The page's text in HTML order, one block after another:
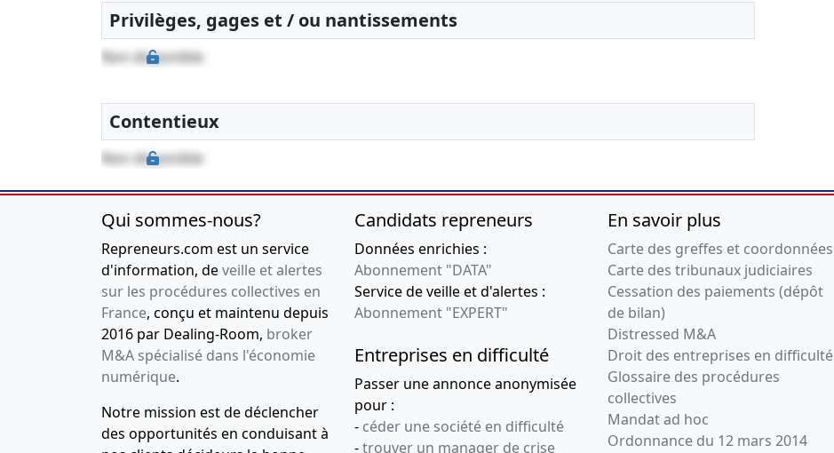
capital social ,
président, Statuts
mis à jour
Augmentation du
capital social ,
Modification(s)
statutaire(s)
12-07-2022
Statuts mis à jour,
Décision(s) du
, Transfert du siège
social
Privilèges, gages et / ou nantissements
Non disponible
Contentieux
Non disponible
Qui sommes-nous?
Repreneurs.com est un service
d'information, deveille et alertes
sur les procédures collectives en
France, conçu et maintenu depuis
2016 par Dealing-Room, broker
M&A spécialisé dans l'économie
numérique.
Notre mission est de déclencher
des opportunités en conduisant à
Candidats repreneurs
Données enrichies :
Abonnement "DATA"
Service de veille et d'alertes :
Abonnement "EXPERT"
Entreprises en difficulté
Passer une annonce anonymisée
pour :
- céder une société en difficulté
-trouver un manager de crise
En savoir plus
Carte des greffes et coordonnées
Carte des tribunaux judiciaires
Cessation des paiements (dépôt
de bilan)
Distressed M&A
Droit des entreprises en difficulté
Glossaire des procédures
collectives
Mandat ad hoc
Ordonnance du 12 mars 2014